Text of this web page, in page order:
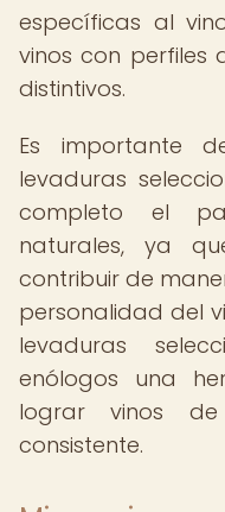
específicas al
vinos con perfiles
distintivos.
Es importante
levaduras
completo el
naturales, ya
contribuir de
personalidad del
levaduras
enólogos una
lograr vinos
consistente.